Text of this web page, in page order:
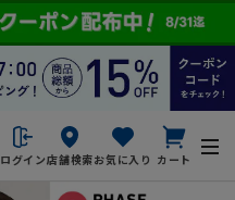
ログイン店舗検索お気に入り カート